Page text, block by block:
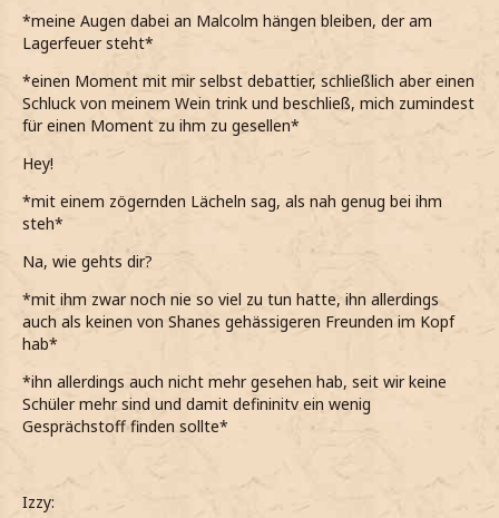
*meine Augen dabei an Malcolm hängen bleiben, der am
Lagerfeuer steht*
*einen Moment mit mir selbst debattier, schließlich aber einen
Schluck von meinem Wein trink und beschließ, mich zumindest
für einen Moment zu ihm zu gesellen*
Hey!
*mit einem zögernden Lächeln sag, als nah genug bei ihm
steh*
Na, wie gehts dir?
*mit ihm zwar noch nie so viel zu tun hatte, ihn allerdings
auch als keinen von Shanes gehässigeren Freunden im Kopf
hab*
*ihn allerdings auch nicht mehr gesehen hab, seit wir keine
Schüler mehr sind und damit defininitv ein wenig
Gesprächstoff finden sollte*
Izzy: